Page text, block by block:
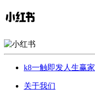
k8一触即发人生赢家
关于我们